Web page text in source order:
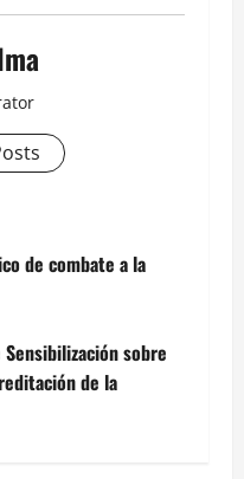
de combate a la
Sensibilización sobre
de la